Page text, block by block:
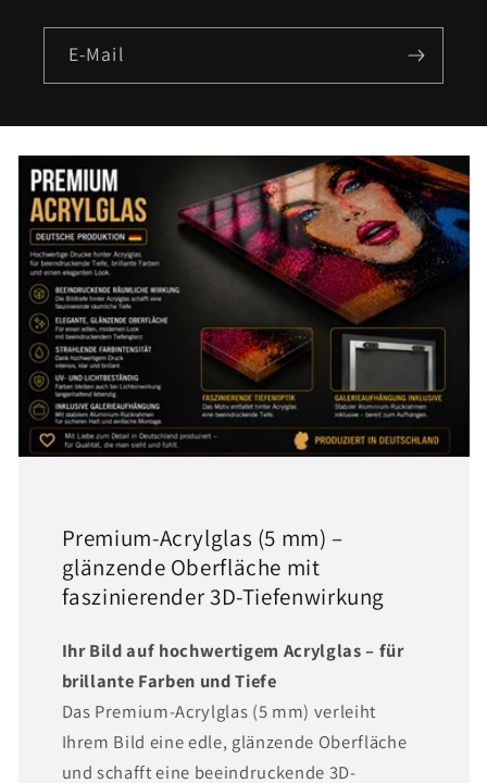
E-Mail
Premium-Acrylglas (5 mm) –
glänzende Oberfläche mit
faszinierender 3D-Tiefenwirkung
Ihr Bild auf hochwertigem Acrylglas – für
brillante Farben und Tiefe
Das Premium-Acrylglas (5 mm) verleiht
Ihrem Bild eine edle, glänzende Oberfläche
und schafft eine beeindruckende 3D-